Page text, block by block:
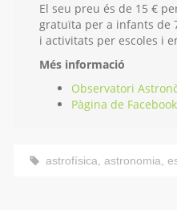
El seu preu és de 15 €
gratuïta per a infants de
i activitats per escoles i
Més informació
Observatori
Pàgina de
astrofísica, astronomia,